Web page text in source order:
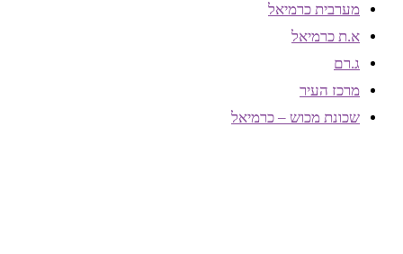
מערבית כרמיאל
א.ת כרמיאל
ג.רם
מרכז העיר
שכונת מכוש – כרמיאל